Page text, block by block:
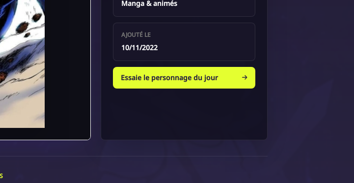
Manga & animés
AJOUTÉ LE
10/11/2022
Essaie le personnage du jour